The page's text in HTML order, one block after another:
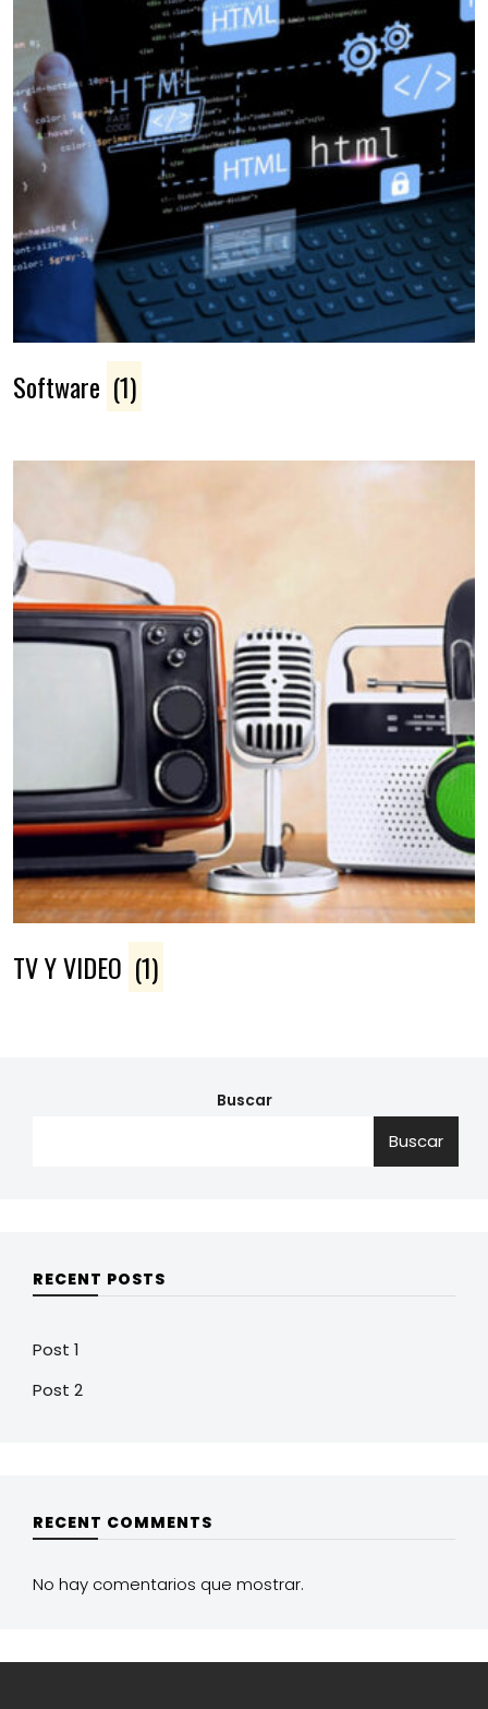
Software (1)
TV Y VIDEO (1)
Buscar
Buscar
RECENT POSTS
Post 1
Post 2
RECENT COMMENTS
No hay comentarios que mostrar.